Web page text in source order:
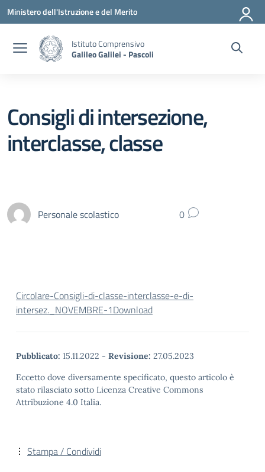
Vai ai contenuti
Vai al menu di navigazione
Vai al footer
Ministero dell'Istruzione e del Merito
Istituto Comprensivo
Galileo Galilei - Pascoli
Consigli di intersezione,
interclasse, classe
Personale scolastico 0
Circolare-Consigli-di-classe-interclasse-e-di-
intersez._NOVEMBRE-1Download
Pubblicato: 15.11.2022 - Revisione: 27.05.2023
Eccetto dove diversamente specificato, questo articolo è
stato rilasciato sotto Licenza Creative Commons
Attribuzione 4.0 Italia.
Stampa / Condividi